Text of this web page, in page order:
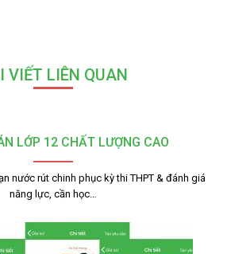
VIẾT LIÊN QUAN
LỚP 12 CHẤT LƯỢNG CAO
nước rút chinh phục kỳ thi THPT & đánh giá
năng lực, cần học…